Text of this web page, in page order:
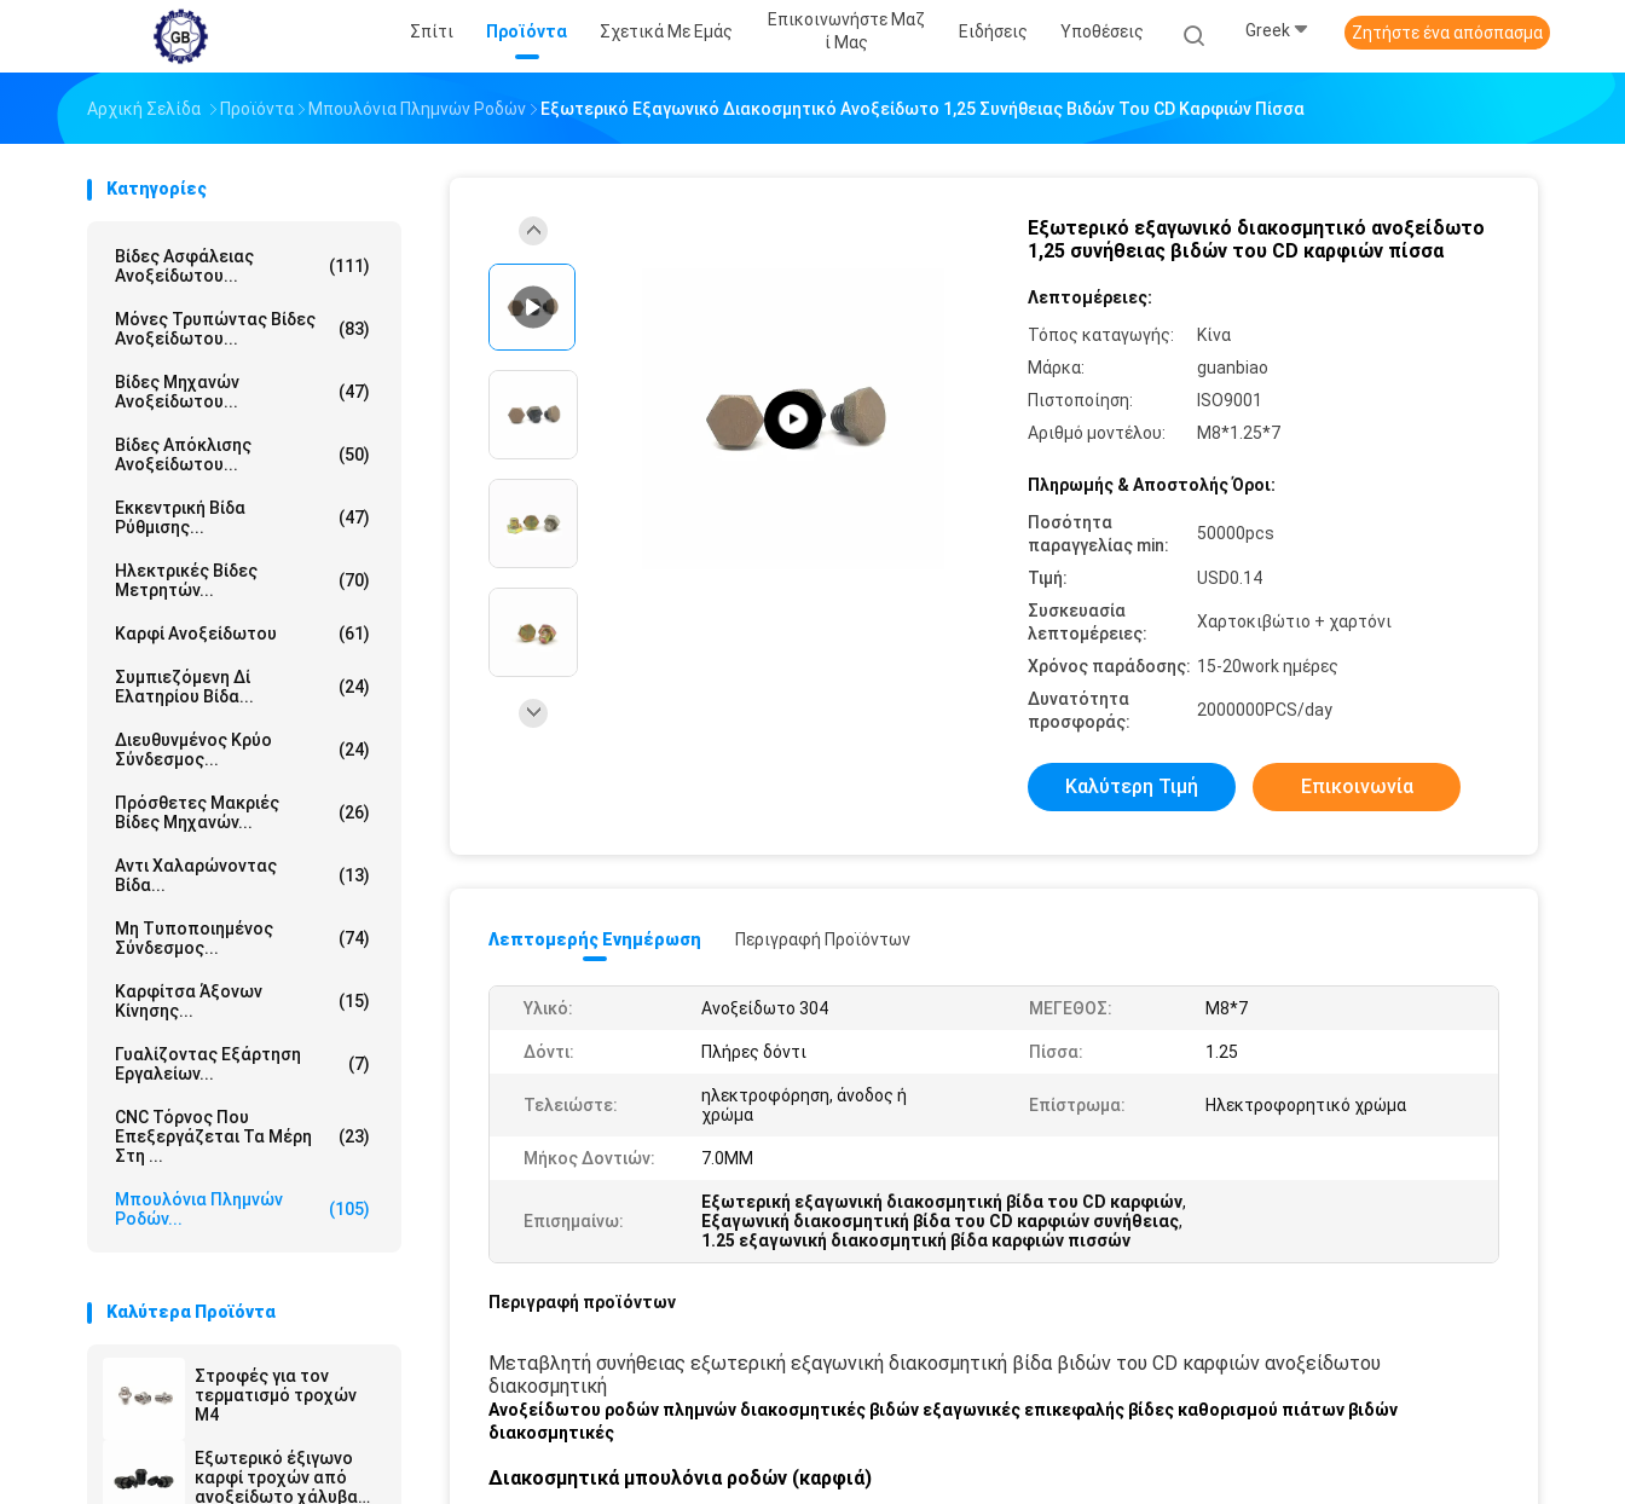
Σπίτι Προϊόντα Σχετικά Με Εμάς
Επικοινωνήστε Μαζ
Ί Μας
Ειδήσεις Υποθέσεις Greek Ζητήστε ένα απόσπασμα
Αρχική Σελίδα Προϊόντα Μπουλόνια Πλημνών Ροδών Εξωτερικό Εξαγωνικό Διακοσμητικό Ανοξείδωτο 1,25 Συνήθειας Βιδών Του CD Καρφιών Πίσσα
Κατηγορίες
Βίδες Ασφάλειας
Ανοξείδωτου...
(111)
Μόνες Τρυπώντας Βίδες
Ανοξείδωτου...
(83)
Βίδες Μηχανών
Ανοξείδωτου...
(47)
Βίδες Απόκλισης
Ανοξείδωτου...
(50)
Εκκεντρική Βίδα
Ρύθμισης...
(47)
Ηλεκτρικές Βίδες
Μετρητών...
(70)
Καρφί Ανοξείδωτου (61)
Συμπιεζόμενη Δί
Ελατηρίου Βίδα...
(24)
Διευθυνμένος Κρύο
Σύνδεσμος...
(24)
Πρόσθετες Μακριές
Βίδες Μηχανών...
(26)
Αντι Χαλαρώνοντας
Βίδα...
(13)
Μη Τυποποιημένος
Σύνδεσμος...
(74)
Καρφίτσα Άξονων
Κίνησης...
(15)
Γυαλίζοντας Εξάρτηση
Εργαλείων...
(7)
CNC Τόρνος Που
Επεξεργάζεται Τα Μέρη
Στη ...
(23)
Μπουλόνια Πλημνών
Ροδών...
(105)
Καλύτερα Προϊόντα
Στροφές για τον
τερματισμό τροχών
M4
Εξωτερικό έξιγωνο
καρφί τροχών από
ανοξείδωτο χάλυβα
Εξωτερικό εξαγωνικό διακοσμητικό ανοξείδωτο
1,25 συνήθειας βιδών του CD καρφιών πίσσα
Λεπτομέρειες:
Τόπος καταγωγής:
Κίνα
Μάρκα:
guanbiao
Πιστοποίηση:
ISO9001
Αριθμό μοντέλου:
M8*1.25*7
Πληρωμής & Αποστολής Όροι:
Ποσότητα
παραγγελίας min:
50000pcs
Τιμή:
USD0.14
Συσκευασία
λεπτομέρειες:
Χαρτοκιβώτιο + χαρτόνι
Χρόνος παράδοσης: 15-20work ημέρες
Δυνατότητα
προσφοράς:
2000000PCS/day
Καλύτερη Τιμή Επικοινωνία
Λεπτομερής Ενημέρωση Περιγραφή Προϊόντων
Υλικό: Ανοξείδωτο 304 ΜΕΓΕΘΟΣ: M8*7
Δόντι: Πλήρες δόντι Πίσσα: 1.25
Τελειώστε:
ηλεκτροφόρηση, άνοδος ή
χρώμα
Επίστρωμα: Ηλεκτροφορητικό χρώμα
Μήκος Δοντιών: 7.0MM
Επισημαίνω:
Εξωτερική εξαγωνική διακοσμητική βίδα του CD καρφιών,
Εξαγωνική διακοσμητική βίδα του CD καρφιών συνήθειας,
1.25 εξαγωνική διακοσμητική βίδα καρφιών πισσών
Περιγραφή προϊόντων
Μεταβλητή συνήθειας εξωτερική εξαγωνική διακοσμητική βίδα βιδών του CD καρφιών ανοξείδωτου
διακοσμητική
Ανοξείδωτου ροδών πλημνών διακοσμητικές βιδών εξαγωνικές επικεφαλής βίδες καθορισμού πιάτων βιδών
διακοσμητικές
Διακοσμητικά μπουλόνια ροδών (καρφιά)